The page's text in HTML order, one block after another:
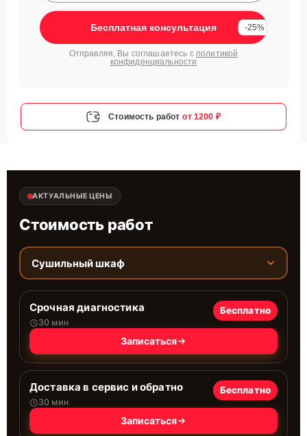
Бесплатная консультация -25%
Отправляя, Вы соглашаетесь с политикой
конфиденциальности
Стоимость работ от 1200 ₽
АКТУАЛЬНЫЕ ЦЕНЫ
Стоимость работ
Сушильный шкаф
Срочная диагностика
30 мин
Бесплатно
Записаться
Доставка в сервис и обратно
30 мин
Бесплатно
Записаться